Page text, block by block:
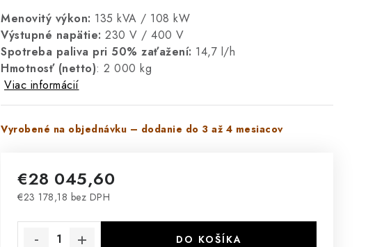
Menovitý výkon: 135 kVA / 108 kW
Výstupné napätie: 230 V / 400 V
Spotreba paliva pri 50% zaťažení: 14,7 l/h
Hmotnosť (netto): 2 000 kg
Viac informácií
Vyrobené na objednávku – dodanie do 3 až 4 mesiacov
€28 045,60
€23 178,18 bez DPH
DO KOŠÍKA